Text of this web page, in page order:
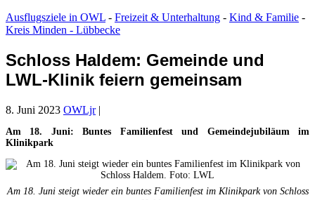
Ausflugsziele in OWL - Freizeit & Unterhaltung - Kind & Familie -
Kreis Minden - Lübbecke
Schloss Haldem: Gemeinde und
LWL-Klinik feiern gemeinsam
8. Juni 2023 OWLjr |
Am 18. Juni: Buntes Familienfest und Gemeindejubiläum im
Klinikpark
Am 18. Juni steigt wieder ein buntes Familienfest im Klinikpark von Schloss